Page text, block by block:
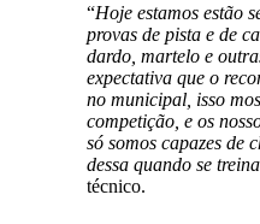
“Hoje estamos estão
provas de pista e de
dardo, martelo e
expectativa que o
no municipal, isso
competição, e os
só somos capazes de
dessa quando se
técnico.